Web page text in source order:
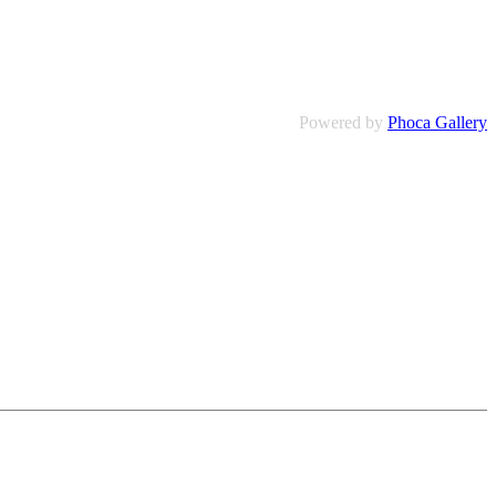
Powered by Phoca Gallery